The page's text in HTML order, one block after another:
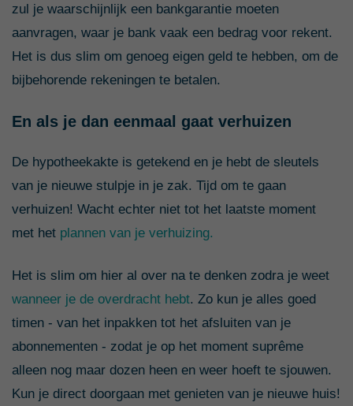
zul je waarschijnlijk een bankgarantie moeten
aanvragen, waar je bank vaak een bedrag voor rekent.
Het is dus slim om genoeg eigen geld te hebben, om de
bijbehorende rekeningen te betalen.
En als je dan eenmaal gaat verhuizen
De hypotheekakte is getekend en je hebt de sleutels
van je nieuwe stulpje in je zak. Tijd om te gaan
verhuizen! Wacht echter niet tot het laatste moment
met het plannen van je verhuizing.
Het is slim om hier al over na te denken zodra je weet
wanneer je de overdracht hebt. Zo kun je alles goed
timen - van het inpakken tot het afsluiten van je
abonnementen - zodat je op het moment suprême
alleen nog maar dozen heen en weer hoeft te sjouwen.
Kun je direct doorgaan met genieten van je nieuwe huis!